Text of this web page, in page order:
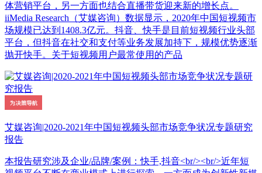
体营销平台，另一方面也结合直播带货迎来新的增长点。
iiMedia Research（艾媒咨询）数据显示，2020年中国短视频市
场规模已达到1408.3亿元。抖音、快手是目前短视频行业头部
平台，但抖音在社交和支付等业务发展加持下，规模优势逐渐
抛开快手。关于短视频用户最常使用的产品
艾媒咨询|2020-2021年中国短视频头部市场竞争状况专题研究
报告
本报告研究涉及企业/品牌/案例：快手,抖音<br/><br/>近年短